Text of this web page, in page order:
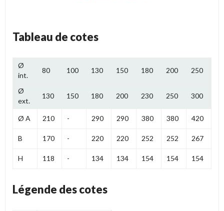
Tableau de cotes
Ø
int.
80 100 130 150 180 200 250
Ø
ext.
130 150 180 200 230 250 300
Ø A 210 - 290 290 380 380 420
B 170 - 220 220 252 252 267
H 118 - 134 134 154 154 154
Légende des cotes